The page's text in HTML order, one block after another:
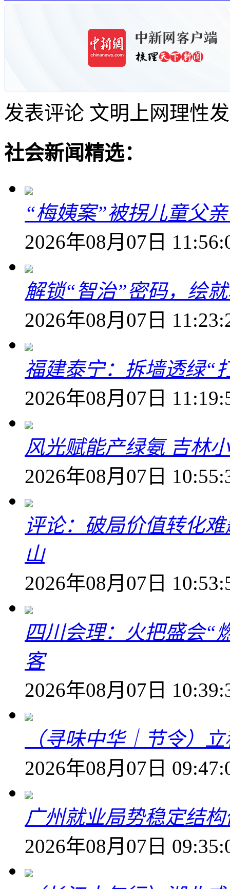
发表评论 文明上网理性
社会新闻精选：
“梅姨案”被拐儿童父
2026年08月07日
解锁“智治”密码，绘
2026年08月07日
福建泰宁：拆墙透绿“
2026年08月07日
风光赋能产绿氨 吉林
2026年08月07日
评论：破局价值转化
山
2026年08月07日
四川会理：火把盛会“
客
2026年08月07日
（寻味中华｜节令）
2026年08月07日
广州就业局势稳定结
2026年08月07日